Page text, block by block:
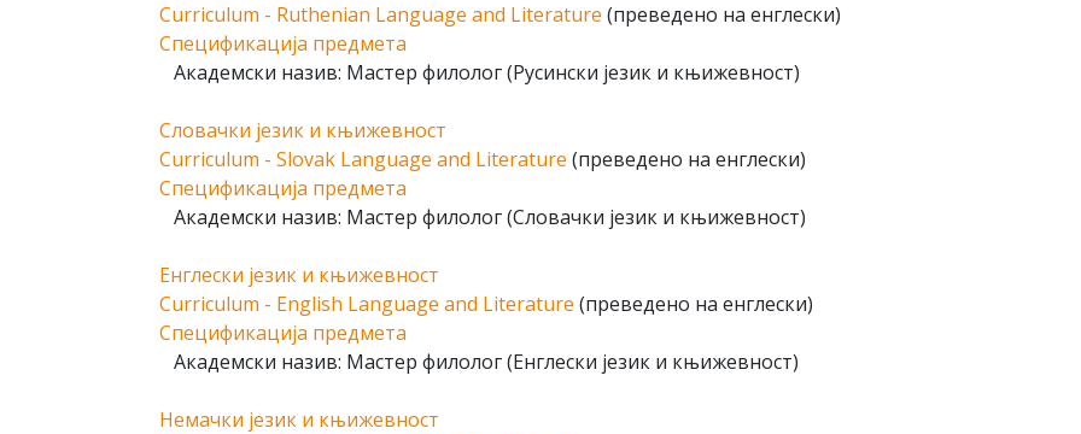
Curriculum - Ruthenian Language and Literature (преведено на енглески)
Спецификација предмета
Академски назив: Мастер филолог (Русински језик и књижевност)
Словачки језик и књижевност
Curriculum - Slovak Language and Literature (преведено на енглески)
Спецификација предмета
Академски назив: Мастер филолог (Словачки језик и књижевност)
Енглески језик и књижевност
Curriculum - English Language and Literature (преведено на енглески)
Спецификација предмета
Академски назив: Мастер филолог (Енглески језик и књижевност)
Немачки језик и књижевност